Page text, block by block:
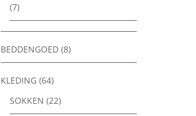
(7)
BEDDENGOED (8)
KLEDING (64)
SOKKEN (22)